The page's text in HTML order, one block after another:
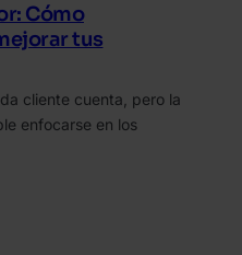
Cómo
tus
cliente cuenta, pero la
enfocarse en los